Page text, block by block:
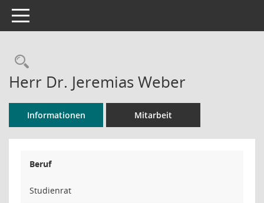
Toggle navigation
Rechercheauswahl
Herr Dr. Jeremias Weber
Informationen Mitarbeit
Beruf
Studienrat